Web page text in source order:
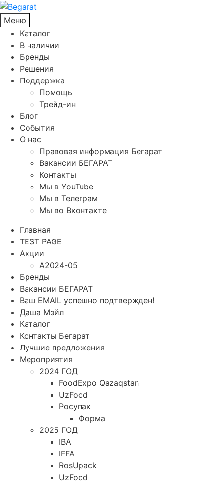
Меню
Каталог
В наличии
Бренды
Решения
Поддержка
Помощь
Трейд-ин
Блог
События
О нас
Правовая информация Бегарат
Вакансии БЕГАРАТ
Контакты
Мы в YouTube
Мы в Телеграм
Мы во Вконтакте
Главная
TEST PAGE
Акции
A2024-05
Бренды
Вакансии БЕГАРАТ
Ваш EMAIL успешно подтвержден!
Даша Мэйл
Каталог
Контакты Бегарат
Лучшие предложения
Мероприятия
2024 ГОД
FoodExpo Qazaqstan
UzFood
Росупак
Форма
2025 ГОД
IBA
IFFA
RosUpack
UzFood